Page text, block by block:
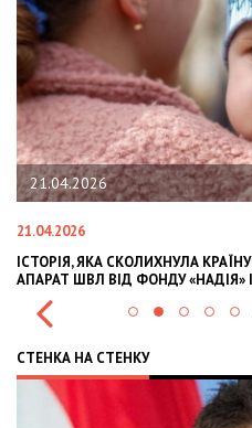
21.04.2026
21.04.2026
ІСТОРІЯ, ЯКА СКОЛИХНУЛА
АПАРАТ ШВЛ ВІД ФОНДУ «НАДІЯ»
СТЕНКА НА СТЕНКУ